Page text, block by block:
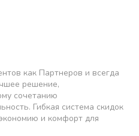
как Партнеров и всегда
решение,
сочетанию
Гибкая система скидок
и комфорт для